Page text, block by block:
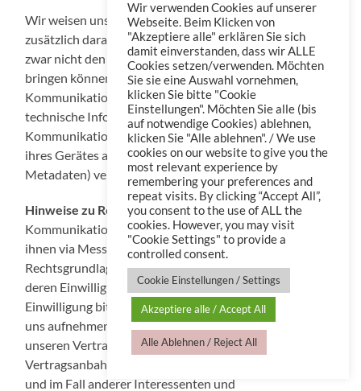
Wir weisen unsere Kommunikationspartner jedoch
zusätzlich darauf hin, dass die Anbieter der Messenger
zwar nicht den Inhalt einsehen, aber in Erfahrung
bringen können, dass und wann
Kommunikationspartner mit uns kommunizieren sowie
technische Informationen zum verwendeten Gerät der
Kommunikationspartner und je nach Einstellungen
ihres Gerätes auch Standortinformationen (sogenannte
Metadaten) verarbeitet werden.
Hinweise zu Rechtsgrundlagen:Sofern wir
Kommunikationspartner vor der Kommunikation mit
ihnen via Messenger um eine Erlaubnis bitten, ist die
Rechtsgrundlage unserer Verarbeitung ihrer Daten
deren Einwilligung. Im Übrigen, falls wir nicht um eine
Einwilligung bitten und sie z.B. von sich aus Kontakt mit
uns aufnehmen, nutzen wir Messenger im Verhältnis zu
unseren Vertragspartnern sowie im Rahmen der
Vertragsanbahnung als eine vertragliche Maßnahme
und im Fall anderer Interessenten und
Wir verwenden Cookies auf unserer
Webseite. Beim Klicken von
"Akzeptiere alle" erklären Sie sich
damit einverstanden, dass wir ALLE
Cookies setzen/verwenden. Möchten
Sie sie eine Auswahl vornehmen,
klicken Sie bitte "Cookie
Einstellungen". Möchten Sie alle (bis
auf notwendige Cookies) ablehnen,
klicken Sie "Alle ablehnen". / We use
cookies on our website to give you the
most relevant experience by
remembering your preferences and
repeat visits. By clicking “Accept All”,
you consent to the use of ALL the
cookies. However, you may visit
"Cookie Settings" to provide a
controlled consent.
Cookie Einstellungen / Settings
Akzeptiere alle / Accept All
Alle Ablehnen / Reject All